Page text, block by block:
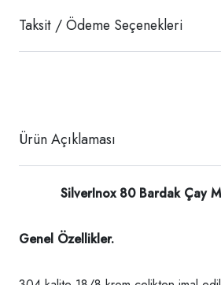
Taksit / Ödeme Seçenekleri
Ürün Açıklaması
SilverInox 80 Bardak Çay
Genel Özellikler.